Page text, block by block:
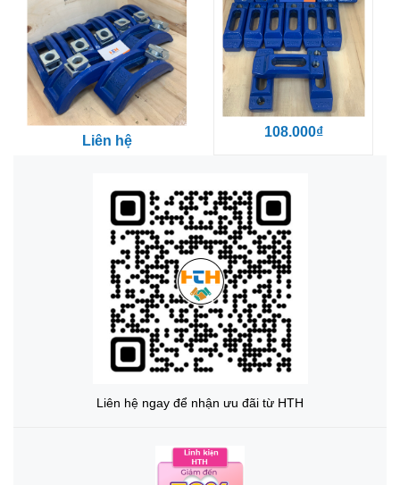
Liên hệ
108.000₫
Liên hệ ngay để nhận ưu đãi từ HTH